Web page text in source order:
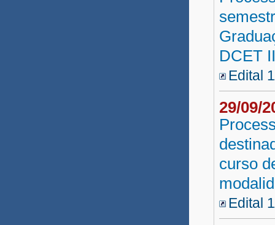
DCET
Edital
29/09/
curso
Edital